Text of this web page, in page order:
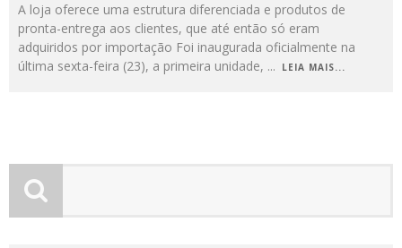
A loja oferece uma estrutura diferenciada e produtos de
pronta-entrega aos clientes, que até então só eram
adquiridos por importação Foi inaugurada oficialmente na
última sexta-feira (23), a primeira unidade, ... LEIA MAIS...